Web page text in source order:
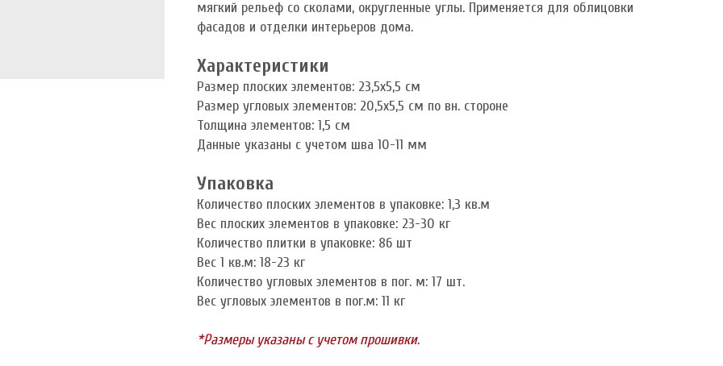
мягкий рельеф со сколами, округленные углы. Применяется для облицовки
фасадов и отделки интерьеров дома.
Характеристики
Размер плоских элементов: 23,5x5,5 см
Размер угловых элементов: 20,5x5,5 см по вн. стороне
Толщина элементов: 1,5 см
Данные указаны с учетом шва 10-11 мм
Упаковка
Количество плоских элементов в упаковке: 1,3 кв.м
Вес плоских элементов в упаковке: 23-30 кг
Количество плитки в упаковке: 86 шт
Вес 1 кв.м: 18-23 кг
Количество угловых элементов в пог. м: 17 шт.
Вес угловых элементов в пог.м: 11 кг
*Размеры указаны с учетом прошивки.